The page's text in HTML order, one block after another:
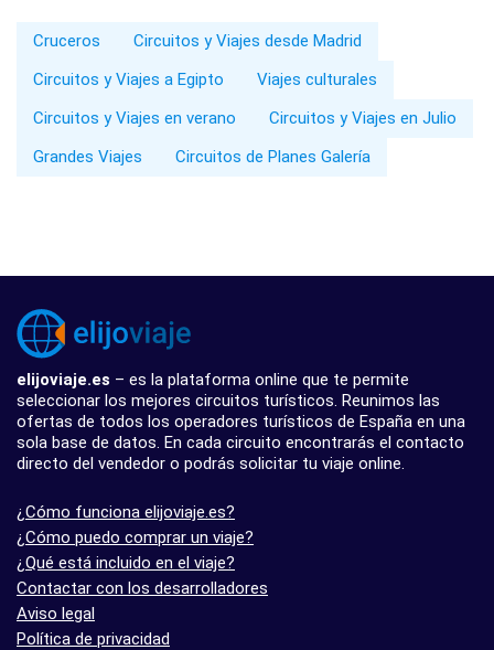
Cruceros
Circuitos y Viajes desde Madrid
Circuitos y Viajes a Egipto
Viajes culturales
Circuitos y Viajes en verano
Circuitos y Viajes en Julio
Grandes Viajes
Circuitos de Planes Galería
elijoviaje.es – es la plataforma online que te permite
seleccionar los mejores circuitos turísticos. Reunimos las
ofertas de todos los operadores turísticos de España en una
sola base de datos. En cada circuito encontrarás el contacto
directo del vendedor o podrás solicitar tu viaje online.
¿Cómo funciona elijoviaje.es?
¿Cómo puedo comprar un viaje?
¿Qué está incluido en el viaje?
Contactar con los desarrolladores
Aviso legal
Política de privacidad